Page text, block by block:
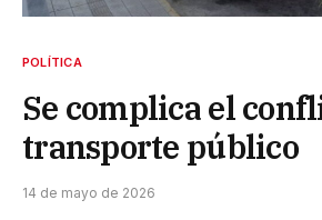
POLÍTICA
Se complica el
transporte público
14 de mayo de 2026